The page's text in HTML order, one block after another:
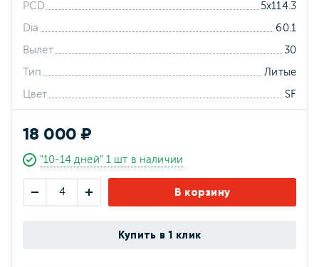
PCD 5x114.3
Dia 60.1
Вылет 30
Тип Литые
Цвет SF
18 000 ₽
"10-14 дней" 1 шт в наличии
В корзину
Купить в 1 клик